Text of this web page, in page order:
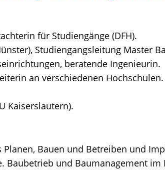
für Studiengänge (DFH).
Studiengangsleitung Master
beratende Ingenieurin.
an verschiedenen Hochschulen.
Kaiserslautern).
Bauen und Betreiben und
Baubetrieb und Baumanagement im